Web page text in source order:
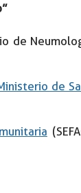
de
de